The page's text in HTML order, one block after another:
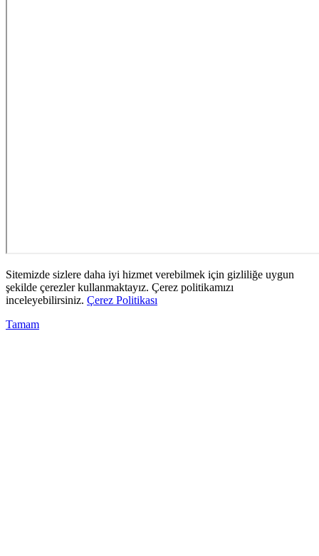
Sitemizde sizlere daha iyi hizmet verebilmek için gizliliğe uygun
şekilde çerezler kullanmaktayız. Çerez politikamızı
inceleyebilirsiniz. Çerez Politikası
Tamam